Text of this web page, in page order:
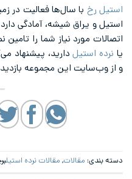
استیل رخ با سال‌ها فعالیت در
استیل و یراق شیشه، آمادگی
اتصالات مورد نیاز شما را
یا نرده استیلدارید، پیشنهاد
و از وب‌سایت این مجموعه بازدید
دسته بندی: مقالات, مقالات نرده استیل